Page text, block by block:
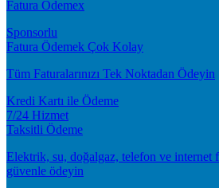
Fatura Ödemex
Sponsorlu
Fatura Ödemek Çok Kolay
Tüm Faturalarınızı Tek Noktadan Ödeyin
Kredi Kartı ile Ödeme
7/24 Hizmet
Taksitli Ödeme
Elektrik, su, doğalgaz, telefon ve internet
güvenle ödeyin